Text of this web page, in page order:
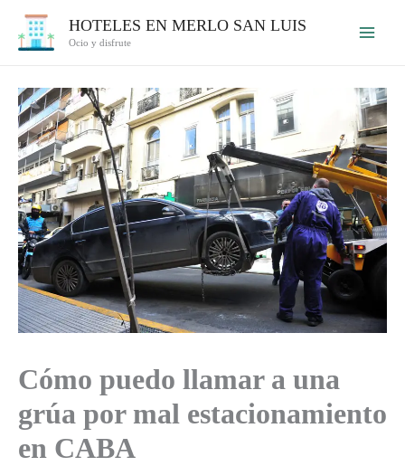
HOTELES EN MERLO SAN LUIS
Ocio y disfrute
Cómo puedo llamar a una
grúa por mal estacionamiento
en CABA